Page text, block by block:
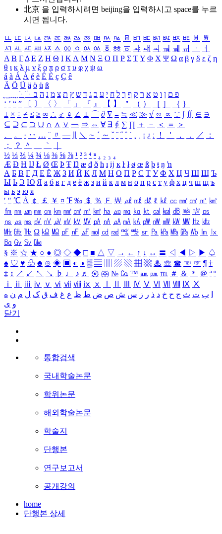
北京 을 입력하시려면 beijing을 입력하시고 space를 누르
시면 됩니다.
ㅥ ㅦ ㅧ ㅨ ㅩ ㅪ ㅫ ㅬ ㅭ ㅮ ㅯ ㅰ ㅱ ㅲ ㅳ ㅴ ㅵ ㅶ ㅷ ㅸ
ㅹ
ㅺ ㅻ ㅼ ㅽ ㅾ ㅿ ㆀ ㆁ ㆂ ㆃ ㆄ ㆅ ㆆ ㆇ ㆈ ㆉ ㆊ ㆋ ㆌ ㆍ
ㆎ
Α Β ΓΔ Ε Ζ Η Θ Ι ΚΛ Μ Ν Ξ Ο Π Ρ Σ ΤΥ Φ Χ Ψ Ω α β γ δ ε ζ η
θ ι κ λ μ ν ξ ο π ρ σ τ υ φ χ ψ ω
á à Á À é è É È ç Ç ê
Ä Ö Ü ä ö ü ß
ִֶֹ ֻּ ׁׂ פ ם ן ו ט א ר ק ף ך ל ח י ע כ ג ד ש ץ ת צ מ נ ה ב
‘ ’ “ ” 〔 〕 〈 〉 「 」 『 』 【 】 ＂ （ ） ［ ］ ｛ ｝
± × ÷ ≠ ≤ ≥ ∞ ∴ ♂ ♀ ∠ ⊥ ⌒ ∂ ∇ ≡ ≒ ≪ ≫ √ ∽ ∝ ∵ ∫ ∬ ∈ ∋
⊆ ⊇ ⊂ ⊃ ∪ ∩ ∧ ∨ ￢ ⇒ ⇔ ∀ ∃ ∮ ∑ ∏ ＋ － ＜ ＝
＞
、
。 · ‥ … ¨ 〃 ― ＼ ∼ ´ ～ ˇ ˘ ˝ ˚ ˙ ¸ ¡ ¿ ː ！ ＇ ， ． ／
：
；
？ ＾ ｀
½ ⅓ ⅔ ¼ ¾ ⅛ ⅜ ⅝ ⅞ ¹ ² ³ ⁴ ⁿ ₁ ₂ ₃ ₄
Æ Ð Ħ Ĳ Ł Ø Œ Þ Ŧ Ŋ æ đ ð ħ ı ĳ ĸ ŀ ł ø œ ß þ ŧ ŋ ŉ
А Б В Г Д Е Ё Ж З И Й К Л М Н О П Р С Т У Ф Х Ц Ч Ш Щ Ъ
Ы Ь Э Ю Я а б в г д е ё ж з и й к л м н о п р с т у ф х ц ч ш щ ъ
ы ь э ю я
′ ″ ℃ Å ￠ ￡ ￥ ¤ ℉ ‰ ＄ ％ Ｆ ￦ ㎕ ㎖ ㎗ ℓ ㎘ ㏄ ㎣ ㎤ ㎥ ㎦
㎙ ㎚ ㎛ ㎜ ㎝ ㎞ ㎟ ㎠ ㎡ ㎢ ㏊ ㎍ ㎎ ㎏ ㏏ ㎈ ㎉ ㏈ ㎧ ㎨ ㎰
㎱ ㎲ ㎳ ㎴ ㎵ ㎶ ㎷ ㎸ ㎹ ㎀ ㎁ ㎂ ㎃ ㎄ ㎺ ㎻ ㎽ ㎾ ㎿ ㎐ ㎑
㎒ ㎓ ㎔ Ω ㏀ ㏁ ㎊ ㎋ ㎌ ㏖ ㏅ ㎭ ㎮ ㎯ ㏛ ㎩ ㎪ ㎫ ㎬ ㏝ ㏐
㏓
㏃ ㏉ ㏜ ㏆
§ ※ ☆ ★ ○ ● ◎ ◇ ◆ □ ■ △ ▽ → ← ↑ ↓ ↔ 〓 ◁ ◀ ▷ ▶ ♤
♠ ♡ ♥ ♧ ♣ ⊙ ◈ ▣ ◐ ◑ ▒ ▤ ▨ ▧ ▦ ▩ ♨ ☏ ☎ ☜ ☞ ¶ †
‡ ↕ ↗ ↙ ↖ ↘ ♭ ♩ ♪ ♬ ㉿ ㈜ № ㏇ ™ ㏂ ㏘ ℡ ＃ ＆ ＊ ＠ ª º
ⅰ
ⅱ ⅲ ⅳ ⅴ ⅵ ⅶ ⅷ ⅸ ⅹ Ⅳ Ⅴ Ⅵ Ⅶ Ⅷ Ⅸ Ⅹ
ب ت ث ج ح خ د ذ ر ز س ش ص ض ط ظ ع غ ف ق ک ل م ن ه
و ی
닫기
통합검색
국내학술논문
학위논문
해외학술논문
학술지
단행본
연구보고서
공개강의
home
단행본 상세